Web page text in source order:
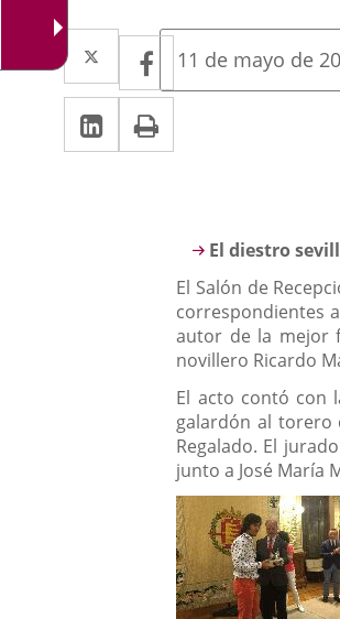
Twitter
Enlace
a
una
aplicación
Facebook
Enlace
a
una
Linkedin
Enlace
a
externa.
Fecha
la
11 de mayo de
Descripción
El diestro
El Salón de
correspondientes
autor de la mejor
novillero Ricardo
El acto contó con
galardón al torero
Regalado. El
junto a José María